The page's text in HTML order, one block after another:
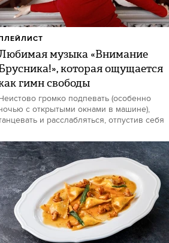
музыка «Внимание
которая ощущается
гимн свободы
громко подпевать (особенно
с открытыми окнами в машине),
и расслабляться, отпустив себя